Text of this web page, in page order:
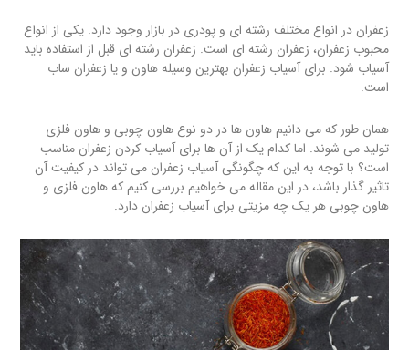
زعفران در انواع مختلف رشته ای و پودری در بازار وجود دارد. یکی از انواع
محبوب زعفران، زعفران رشته ای است. زعفران رشته ای قبل از استفاده باید
آسیاب شود. برای آسیاب زعفران بهترین وسیله هاون و یا زعفران ساب
است.
همان طور که می دانیم هاون ها در دو نوع هاون چوبی و هاون فلزی
تولید می شوند. اما کدام یک از آن ها برای آسیاب کردن زعفران مناسب
است؟ با توجه به این که چگونگی آسیاب زعفران می تواند در کیفیت آن
تاثیر گذار باشد، در این مقاله می خواهیم بررسی کنیم که هاون فلزی و
هاون چوبی هر یک چه مزیتی برای آسیاب زعفران دارد.